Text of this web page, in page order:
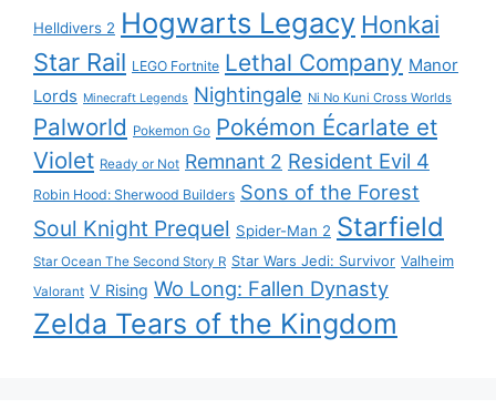
Helldivers 2 Hogwarts Legacy Honkai
Star Rail LEGO Fortnite Lethal Company Manor
Lords Minecraft Legends Nightingale Ni No Kuni Cross Worlds
Palworld Pokemon Go Pokémon Écarlate et
Violet Ready or Not Remnant 2 Resident Evil 4
Robin Hood: Sherwood Builders Sons of the Forest
Soul Knight Prequel Spider-Man 2 Starfield
Star Ocean The Second Story R Star Wars Jedi: Survivor Valheim
Valorant V Rising Wo Long: Fallen Dynasty
Zelda Tears of the Kingdom